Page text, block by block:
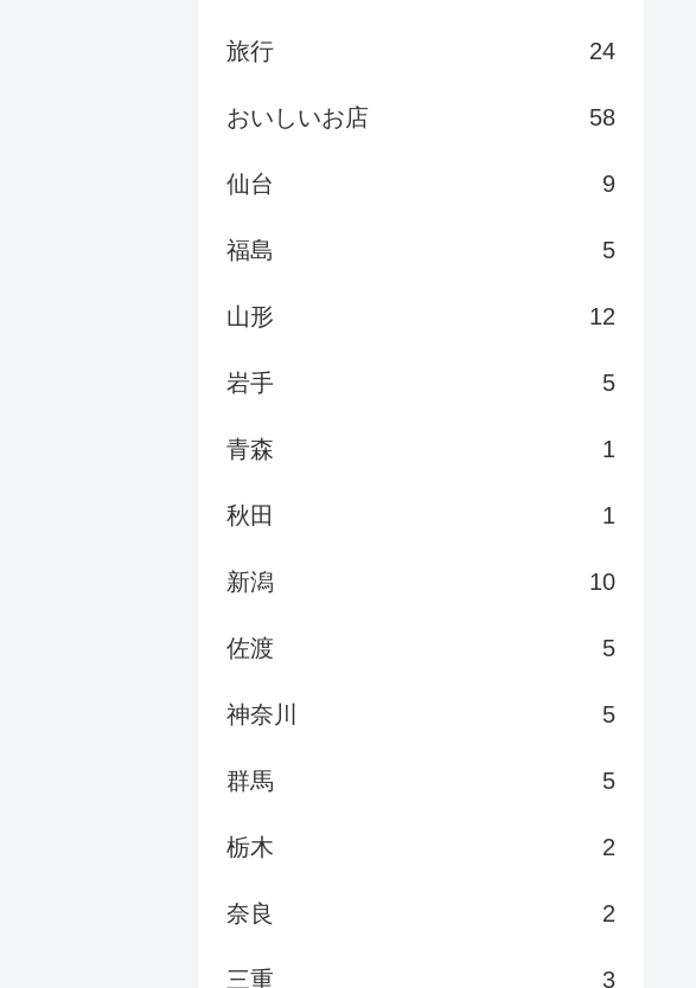
旅行 24
おいしいお店 58
仙台 9
福島 5
山形 12
岩手 5
青森 1
秋田 1
新潟 10
佐渡 5
神奈川 5
群馬 5
栃木 2
奈良 2
三重 3